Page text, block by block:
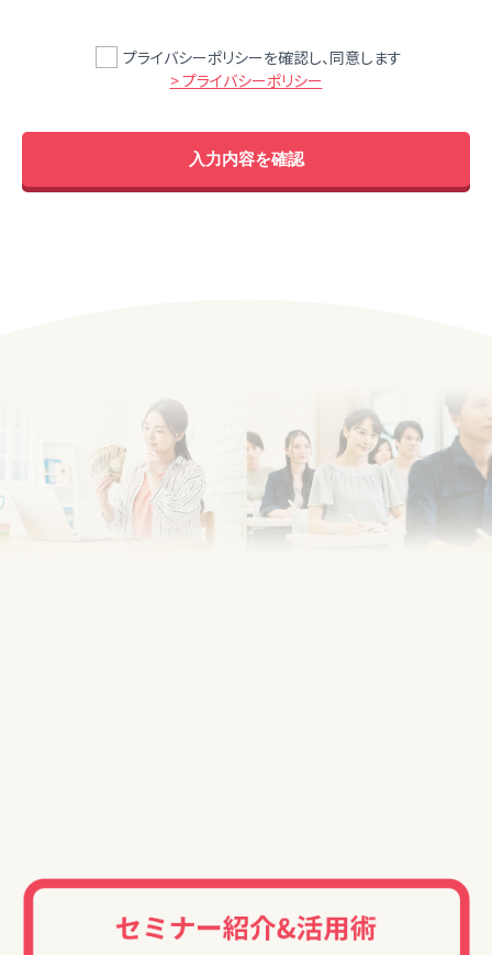
プライバシーポリシーを確認し、同意します
> プライバシーポリシー
入力内容を確認